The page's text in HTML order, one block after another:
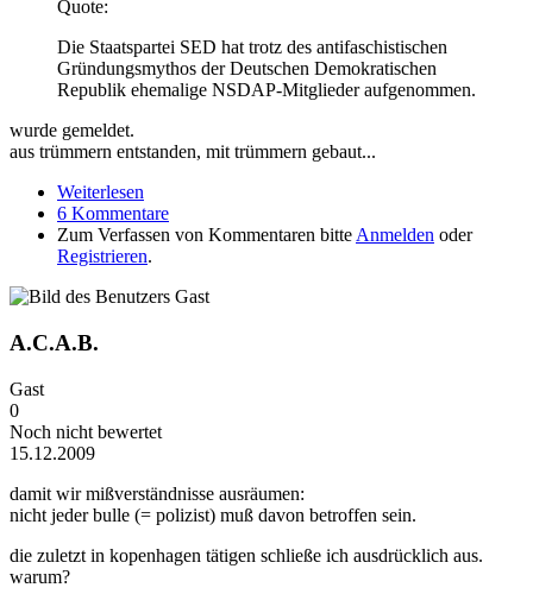
Quote:
Die Staatspartei SED hat trotz des antifaschistischen
Gründungsmythos der Deutschen Demokratischen
Republik ehemalige NSDAP-Mitglieder aufgenommen.
wurde gemeldet.
aus trümmern entstanden, mit trümmern gebaut...
Weiterlesen
6 Kommentare
Zum Verfassen von Kommentaren bitte Anmelden oder
Registrieren.
A.C.A.B.
Gast
0
Noch nicht bewertet
15.12.2009
damit wir mißverständnisse ausräumen:
nicht jeder bulle (= polizist) muß davon betroffen sein.
die zuletzt in kopenhagen tätigen schließe ich ausdrücklich aus.
warum?